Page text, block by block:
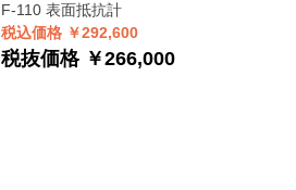
F-110 表面抵抗計
税込価格 ￥292,600
税抜価格 ￥266,000